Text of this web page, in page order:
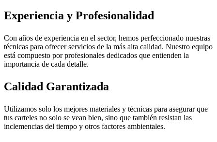
Experiencia y Profesionalidad
Con años de experiencia en el sector, hemos perfeccionado nuestras
técnicas para ofrecer servicios de la más alta calidad. Nuestro equipo
está compuesto por profesionales dedicados que entienden la
importancia de cada detalle.
Calidad Garantizada
Utilizamos solo los mejores materiales y técnicas para asegurar que
tus carteles no solo se vean bien, sino que también resistan las
inclemencias del tiempo y otros factores ambientales.